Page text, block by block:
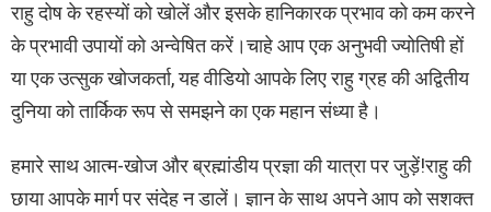
राहु दोष के रहस्यों को खोलें और इसके हानिकारक प्रभाव को कम करने
के प्रभावी उपायों को अन्वेषित करें।चाहे आप एक अनुभवी ज्योतिषी हों
या एक उत्सुक खोजकर्ता, यह वीडियो आपके लिए राहु ग्रह की अद्वितीय
दुनिया को तार्किक रूप से समझने का एक महान संध्या है।
हमारे साथ आत्म-खोज और ब्रह्मांडीय प्रज्ञा की यात्रा पर जुड़ें!राहु की
छाया आपके मार्ग पर संदेह न डालें। ज्ञान के साथ अपने आप को सशक्त